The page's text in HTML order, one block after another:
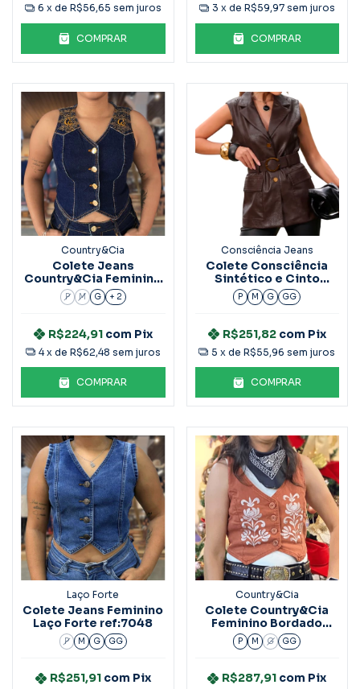
6 x de R$56,65 sem juros
COMPRAR
3 x de R$59,97 sem juros
COMPRAR
Country&Cia
Colete Jeans
Country&Cia Feminino
Essential 4507
P M G + 2
R$224,91 com Pix
4 x de R$62,48 sem juros
COMPRAR
Consciência Jeans
Colete Consciência
Sintético e Cinto
Marrom 90642
P M G GG
R$251,82 com Pix
5 x deR$55,96 sem juros
COMPRAR
Laço Forte
Colete Jeans Feminino
Laço Forte ref:7048
P M G GG
R$251,91 com Pix
Country&Cia
Colete Country&Cia
Feminino Bordado
4480
P M G GG
R$287,91 com Pix